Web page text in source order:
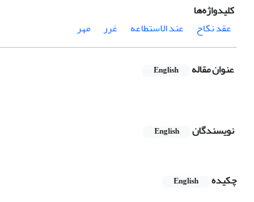
کلیدواژه‌ها
عقد نکاح
عند الاستطاعه غرر مهر
عنوان مقاله English
نویسندگان English
چکیده
English